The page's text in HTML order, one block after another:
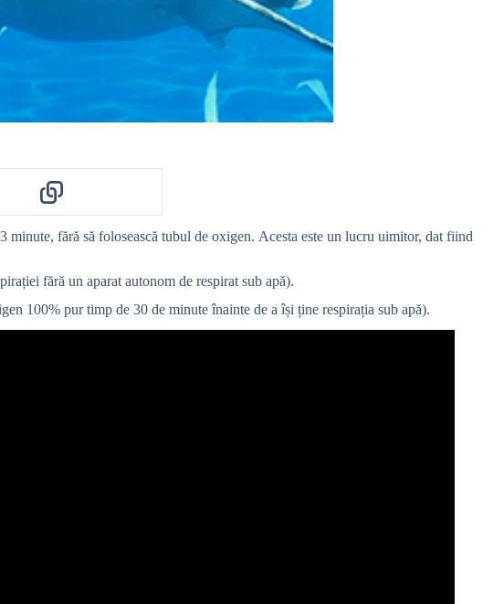
fără să folosească tubul de oxigen. Acesta este un lucru uimitor, dat fiind
fără un aparat autonom de respirat sub apă).
100% pur timp de 30 de minute înainte de a își ține respirația sub apă).